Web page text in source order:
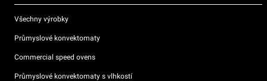
Všechny výrobky
Průmyslové konvektomaty
Commercial speed ovens
Průmyslové konvektomaty s vlhkostí